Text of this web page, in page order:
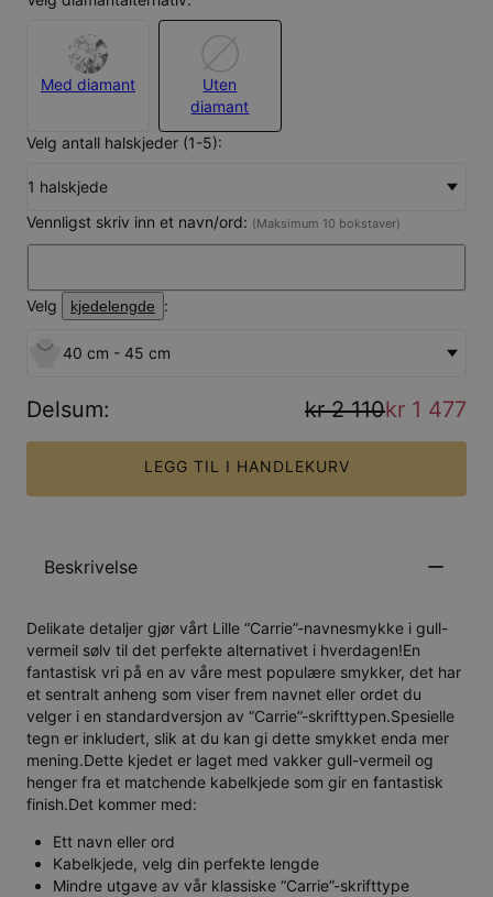
Med diamant
Uten
diamant
Velg antall halskjeder (1-5):
1 halskjede
Vennligst skriv inn et navn/ord: (Maksimum 10 bokstaver)
Velg kjedelengde :
40 cm - 45 cm
Delsum: kr 2 110kr 1 477
LEGG TIL I HANDLEKURV
Beskrivelse
Delikate detaljer gjør vårt Lille “Carrie”-navnesmykke i gull-
vermeil sølv til det perfekte alternativet i hverdagen!En
fantastisk vri på en av våre mest populære smykker, det har
et sentralt anheng som viser frem navnet eller ordet du
velger i en standardversjon av “Carrie”-skrifttypen.Spesielle
tegn er inkludert, slik at du kan gi dette smykket enda mer
mening.Dette kjedet er laget med vakker gull-vermeil og
henger fra et matchende kabelkjede som gir en fantastisk
finish.Det kommer med:
Ett navn eller ord
Kabelkjede, velg din perfekte lengde
Mindre utgave av vår klassiske “Carrie”-skrifttype